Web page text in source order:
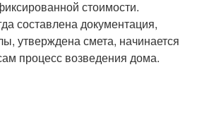
стоимости.
составлена документация,
утверждена смета, начинается
процесс возведения дома.